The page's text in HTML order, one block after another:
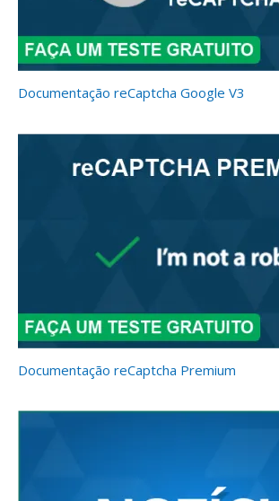
Documentação reCaptcha Google V3
Documentação reCaptcha Premium